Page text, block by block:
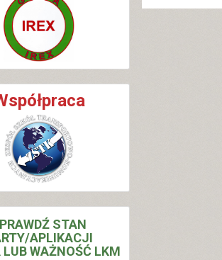
STAN
APLIKACJI
LUB WAŻNOŚĆ LKM